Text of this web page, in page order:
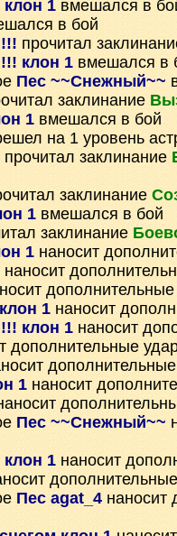
1 вмешался в
в бой
прочитал
клон 1 вмешался в
Пес ~~Снежный~~
заклинание
1 вмешался в бой
на 1 уровень
прочитал заклинание
заклинание
1 вмешался в бой
заклинание
1 наносит
наносит
1 наносит
клон 1 наносит
дополнительные
1 наносит
Пес ~~Снежный~~
1 наносит
Пес agat_4 наносит